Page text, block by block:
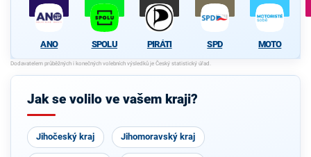
ANO SPOLU PIRÁTI SPD MOTO
Jak se volilo ve vašem kraji?
Jihočeský kraj Jihomoravský kraj